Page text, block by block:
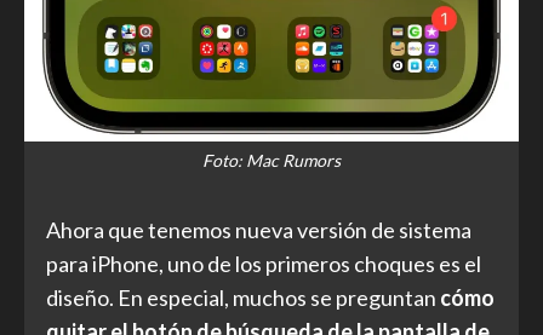
Foto: Mac Rumors
Ahora que tenemos nueva versión de sistema
para iPhone, uno de los primeros choques es el
diseño. En especial, muchos se preguntan cómo